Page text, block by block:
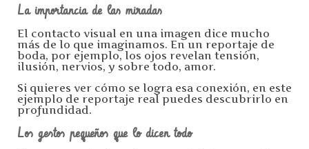
La importancia de las miradas
El contacto visual en una imagen dice mucho
más de lo que imaginamos. En un reportaje de
boda, por ejemplo, los ojos revelan tensión,
ilusión, nervios, y sobre todo, amor.
Si quieres ver cómo se logra esa conexión, en este
ejemplo de reportaje real puedes descubrirlo en
profundidad.
Los gestos pequeños que lo dicen todo